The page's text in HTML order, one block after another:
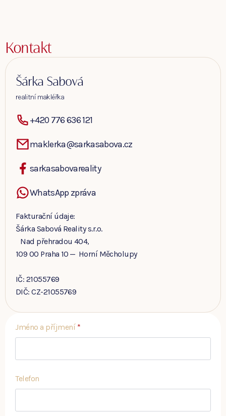
Kontakt
Šárka Sabová
realitní makléřka
+420 776 636 121
maklerka@sarkasabova.cz
sarkasabovareality
WhatsApp zpráva
Fakturační údaje:
Šárka Sabová Reality s.r.o.
Nad přehradou 404,
109 00 Praha 10 — Horní Měcholupy
IČ: 21055769
DIČ: CZ-21055769
Jméno a příjmení *
Telefon